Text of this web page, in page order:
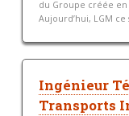
du Groupe créée en
Aujourd’hui, LGM ce
Ingénieur
Transports